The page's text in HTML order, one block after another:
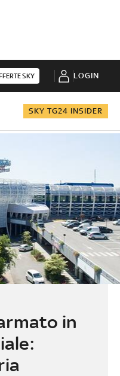
SKY LOGIN
SKY TG24 INSIDER
in